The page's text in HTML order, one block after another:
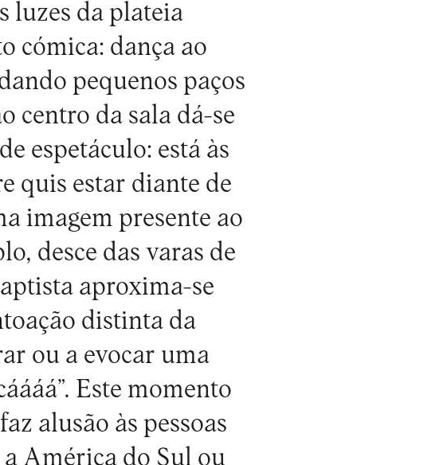
luzes da plateia
cómica: dança ao
pequenos paços
centro da sala dá-se
espetáculo: está às
quis estar diante de
imagem presente ao
desce das varas de
aproxima-se
distinta da
ou a evocar uma
Este momento
alusão às pessoas
América do Sul ou